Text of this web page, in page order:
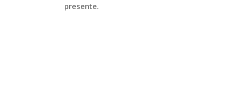
presente.